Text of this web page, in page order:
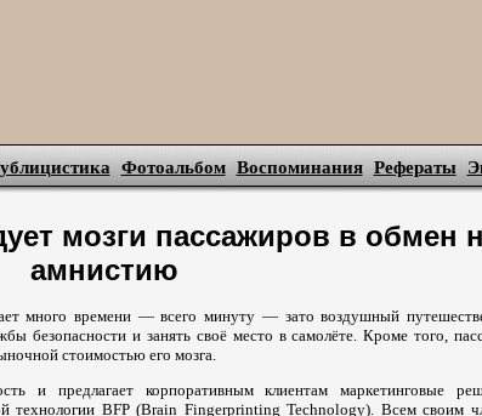
Фотоальбом Воспоминания Рефераты
мозги пассажиров в обмен
амнистию
много времени — всего минуту — зато воздушный
безопасности и занять своё место в самолёте. Кроме того,
стоимостью его мозга.
и предлагает корпоративным клиентам маркетинговые
технологии BFP (Brain Fingerprinting Technology). Всем своим